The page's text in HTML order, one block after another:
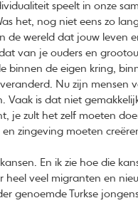
speelt in onze
het, nog niet eens zo
de wereld dat jouw leven
van je ouders en
binnen de eigen kring,
Nu zijn mensen
Vaak is dat niet
je zult het zelf moeten
zingeving moeten
En ik zie hoe die
veel migranten en
genoemde Turkse